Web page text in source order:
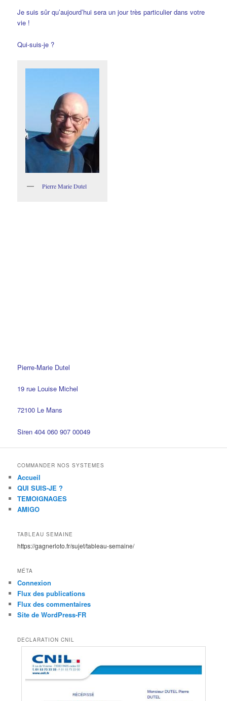
Je suis sûr qu’aujourd’hui sera un jour très particulier dans votre
vie !
Qui-suis-je ?
Pierre Marie Dutel
Pierre-Marie Dutel
19 rue Louise Michel
72100 Le Mans
Siren 404 060 907 00049
COMMANDER NOS SYSTEMES
Accueil
QUI SUIS-JE ?
TEMOIGNAGES
AMIGO
TABLEAU SEMAINE
https://gagnerloto.fr/sujet/tableau-semaine/
MÉTA
Connexion
Flux des publications
Flux des commentaires
Site de WordPress-FR
DECLARATION CNIL